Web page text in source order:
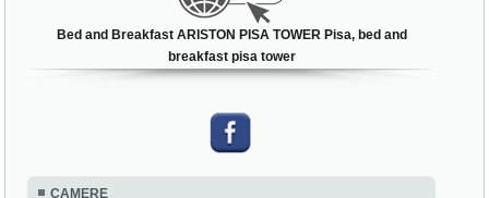
Bed and Breakfast ARISTON PISA TOWER Pisa, bed and
breakfast pisa tower
CAMERE